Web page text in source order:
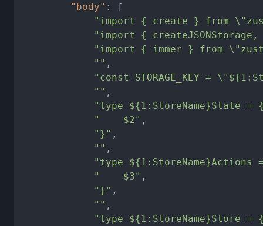
"body" :
[
"import { create } from
"import {
"import { immer } from
"" ,
"const STORAGE_KEY =
"" ,
"type ${1:StoreName}State =
"    $2" ,
"}" ,
"" ,
"type ${1:StoreName}Actions
"    $3" ,
"}" ,
"" ,
"type ${1:StoreName}Store =